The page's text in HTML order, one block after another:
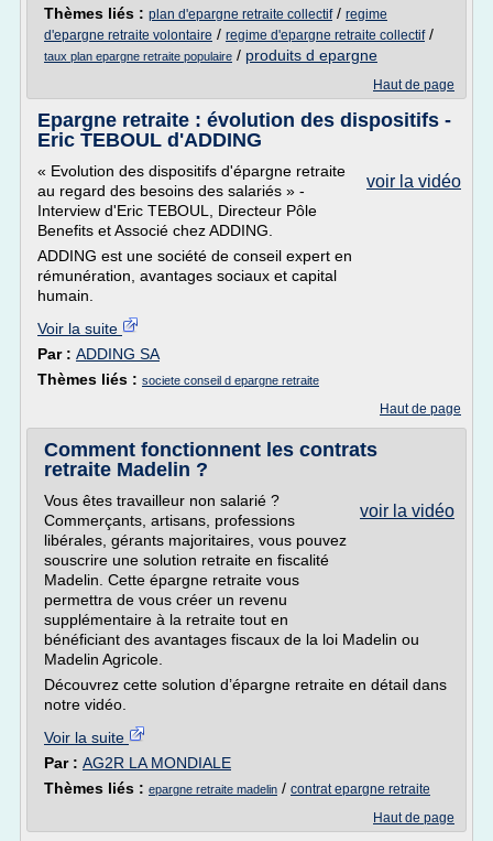
Thèmes liés : plan d'epargne retraite collectif/ regime
d'epargne retraite volontaire / regime d'epargne retraite collectif/
taux plan epargne retraite populaire / produits d epargne
Haut de page
Epargne retraite : évolution des dispositifs -
Eric TEBOUL d'ADDING
voir la vidéo
« Evolution des dispositifs d'épargne retraite
au regard des besoins des salariés » -
Interview d'Eric TEBOUL, Directeur Pôle
Benefits et Associé chez ADDING.
ADDING est une société de conseil expert en
rémunération, avantages sociaux et capital
humain.
Voir la suite
Par : ADDING SA
Thèmes liés : societe conseil d epargne retraite
Haut de page
Comment fonctionnent les contrats
retraite Madelin ?
voir la vidéo
Vous êtes travailleur non salarié ?
Commerçants, artisans, professions
libérales, gérants majoritaires, vous pouvez
souscrire une solution retraite en fiscalité
Madelin. Cette épargne retraite vous
permettra de vous créer un revenu
supplémentaire à la retraite tout en
bénéficiant des avantages fiscaux de la loi Madelin ou
Madelin Agricole.
Découvrez cette solution d’épargne retraite en détail dans
notre vidéo.
Voir la suite
Par : AG2R LA MONDIALE
Thèmes liés : epargne retraite madelin / contrat epargne retraite
Haut de page